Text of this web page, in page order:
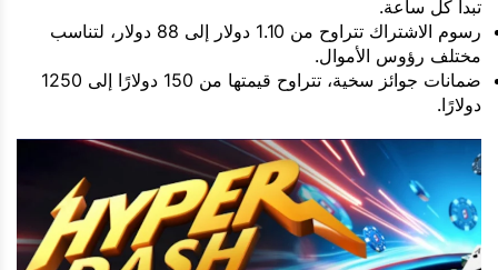
تبدأ كل ساعة.
رسوم الاشتراك تتراوح من 1.10 دولار إلى 88 دولار، لتناسب
مختلف رؤوس الأموال.
ضمانات جوائز سخية، تتراوح قيمتها من 150 دولارًا إلى 1250
دولارًا.